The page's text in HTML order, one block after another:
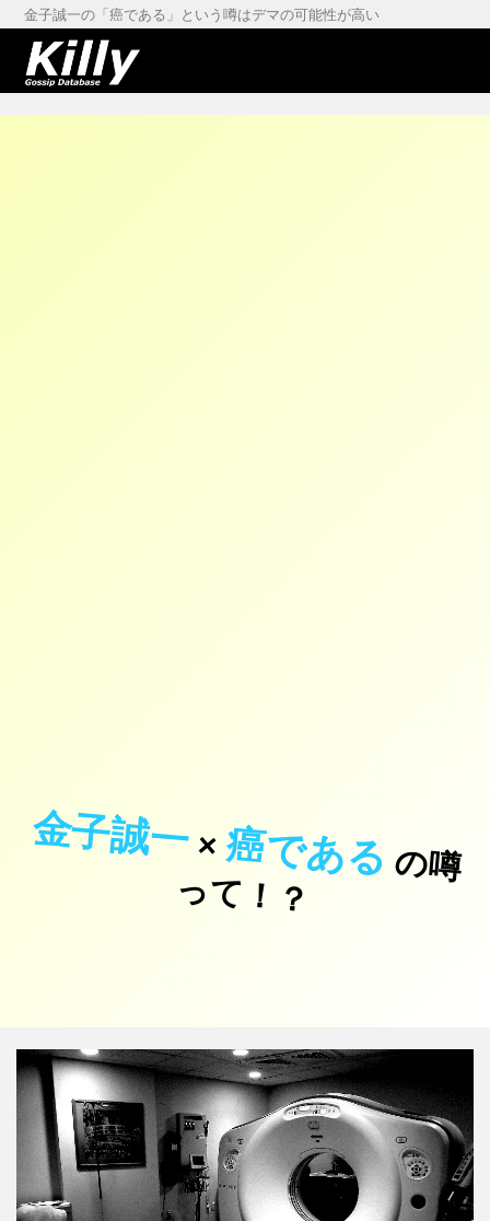
金子誠一の「癌である」という噂はデマの可能性が高い
金子誠一×癌である の
噂
っ
て
！
？